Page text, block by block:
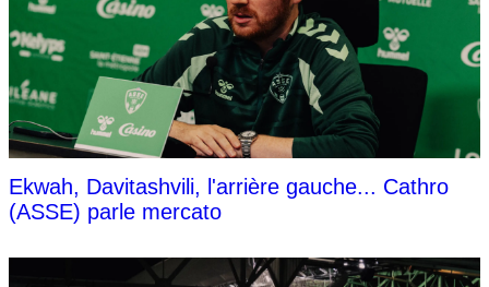
Ekwah, Davitashvili, l'arrière gauche... Cathro
(ASSE) parle mercato